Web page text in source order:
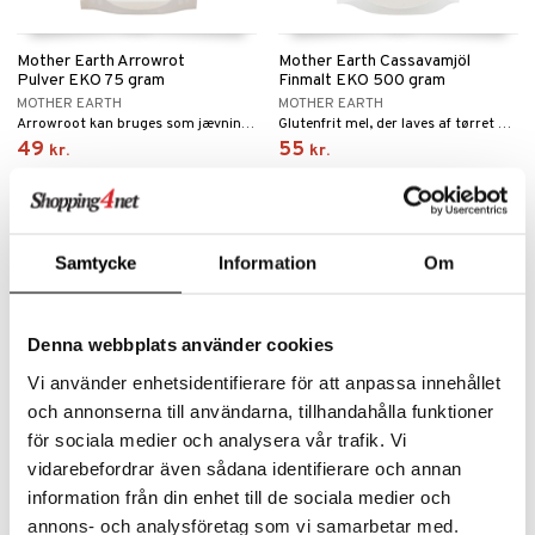
Samtycke Information Om
Denna webbplats använder cookies
Vi använder enhetsidentifierare för att anpassa innehållet
och annonserna till användarna, tillhandahålla funktioner
för sociala medier och analysera vår trafik. Vi
vidarebefordrar även sådana identifierare och annan
information från din enhet till de sociala medier och
annons- och analysföretag som vi samarbetar med.
Mother Earth Arrowrot
Pulver EKO 75 gram
MOTHER EARTH
Arrowroot kan bruges som jævning i saucer, bagning og andre retter. Den kan også bruges til panering og fritering.
49 kr.
Mother Earth Cassavamjöl
Finmalt EKO 500 gram
MOTHER EARTH
Glutenfrit mel, der laves af tørret og malet kassavarod. Bruges i madlavning og bagning til jævning, pandekager og som et alternativ til hvedemel.
55 kr.
RawBite Kakao Protein 45
Xantan gummi 100 gram